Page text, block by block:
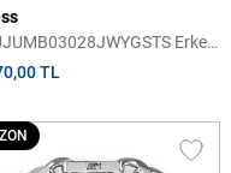
Erkek
TL